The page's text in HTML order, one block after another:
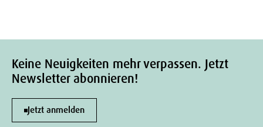
Keine Neuigkeiten mehr verpassen. Jetzt
Newsletter abonnieren!
Jetzt anmelden